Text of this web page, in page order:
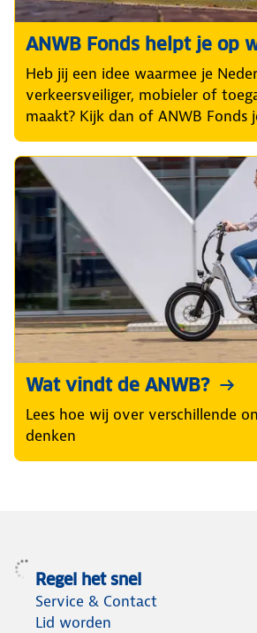
ANWB Fonds helpt je op
Heb jij een idee waarmee je
verkeersveiliger, mobieler of
maakt? Kijk dan of ANWB Fonds
Wat vindt de ANWB?
Lees hoe wij over verschillende
denken
Regel het snel
Service & Contact
Lid worden